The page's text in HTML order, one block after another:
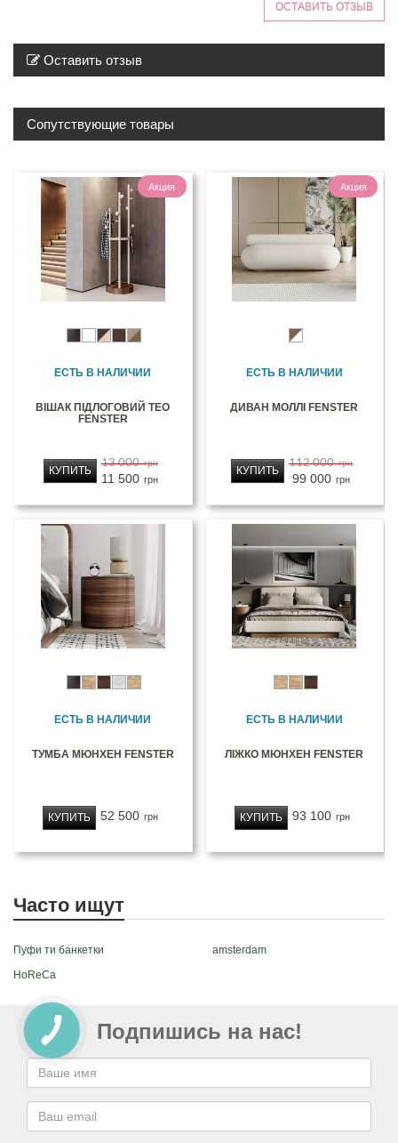
ОСТАВИТЬ ОТЗЫВ
Оставить отзыв
Сопутствующие товары
Акция
ЕСТЬ В НАЛИЧИИ
ВІШАК ПІДЛОГОВИЙ ТЕО
FENSTER
13 000 грн
11 500 грн
КУПИТЬ
Акция
ЕСТЬ В НАЛИЧИИ
ДИВАН МОЛЛІ FENSTER
112 000 грн
99 000 грн
КУПИТЬ
ЕСТЬ В НАЛИЧИИ
ТУМБА МЮНХЕН FENSTER
52 500 грн
КУПИТЬ
ЕСТЬ В НАЛИЧИИ
ЛІЖКО МЮНХЕН FENSTER
93 100 грн
КУПИТЬ
Часто ищут
Пуфи ти банкетки
amsterdam
HoReCa
Подпишись на нас!